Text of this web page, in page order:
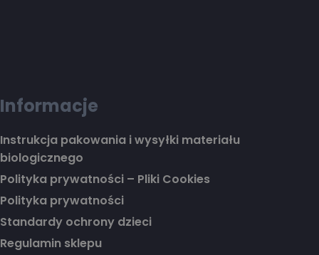
Informacje
Instrukcja pakowania i wysyłki materiału
biologicznego
Polityka prywatności – Pliki Cookies
Polityka prywatności
Standardy ochrony dzieci
Regulamin sklepu